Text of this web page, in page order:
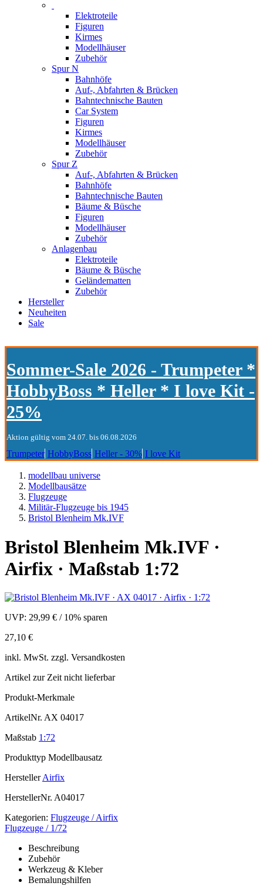
Elektroteile
Figuren
Kirmes
Modellhäuser
Zubehör
Spur N
Bahnhöfe
Auf-, Abfahrten & Brücken
Bahntechnische Bauten
Car System
Figuren
Kirmes
Modellhäuser
Zubehör
Spur Z
Auf-, Abfahrten & Brücken
Bahnhöfe
Bahntechnische Bauten
Bäume & Büsche
Figuren
Modellhäuser
Zubehör
Anlagenbau
Elektroteile
Bäume & Büsche
Geländematten
Zubehör
Hersteller
Neuheiten
Sale
Sommer-Sale 2026 - Trumpeter *
HobbyBoss * Heller * I love Kit -
25%
Aktion gültig vom 24.07. bis 06.08.2026
Trumpeter HobbyBoss Heller - 30% I love Kit
modellbau universe
Modellbausätze
Flugzeuge
Militär-Flugzeuge bis 1945
Bristol Blenheim Mk.IVF
Bristol Blenheim Mk.IVF ·
Airfix · Maßstab 1:72
UVP: 29,99 € / 10% sparen
27,10 €
inkl. MwSt. zzgl. Versandkosten
Artikel zur Zeit nicht lieferbar
Produkt-Merkmale
ArtikelNr. AX 04017
Maßstab 1:72
Produkttyp Modellbausatz
Hersteller Airfix
HerstellerNr. A04017
Kategorien: Flugzeuge / Airfix
Flugzeuge / 1/72
Beschreibung
Zubehör
Werkzeug & Kleber
Bemalungshilfen